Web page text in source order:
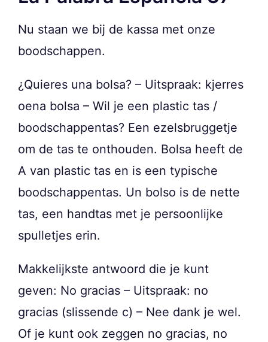
Nu staan we bij de kassa met onze
boodschappen.
¿Quieres una bolsa? – Uitspraak: kjerres
oena bolsa – Wil je een plastic tas /
boodschappentas? Een ezelsbruggetje
om de tas te onthouden. Bolsa heeft de
A van plastic tas en is een typische
boodschappentas. Un bolso is de nette
tas, een handtas met je persoonlijke
spulletjes erin.
Makkelijkste antwoord die je kunt
geven: No gracias – Uitspraak: no
gracias (slissende c) – Nee dank je wel.
Of je kunt ook zeggen no gracias, no